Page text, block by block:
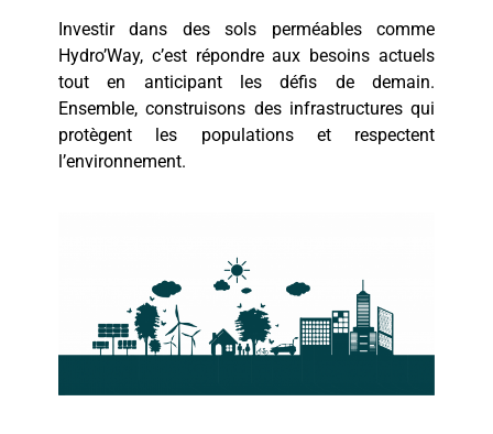
Investir dans des sols perméables comme
Hydro’Way, c’est répondre aux besoins actuels
tout en anticipant les défis de demain.
Ensemble, construisons des infrastructures qui
protègent les populations et respectent
l’environnement.